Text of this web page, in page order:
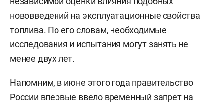
нововведений на эксплуатационные свойства
топлива. По его словам, необходимые
исследования и испытания могут занять не
менее двух лет.
Напомним, в июне этого года правительство
России впервые ввело временный запрет на